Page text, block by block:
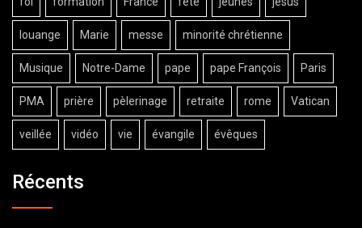
louange Marie messe minorité chrétienne
Musique Notre-Dame pape pape François Paris
PMA prière pèlerinage retraite rome Vatican
veillée vidéo vie évangile évêques
Récents